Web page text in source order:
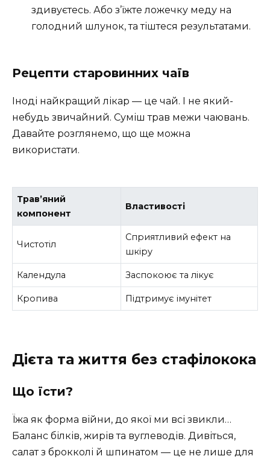
здивуєтесь. Або з’їжте ложечку меду на
голодний шлунок, та тіштеся результатами.
Рецепти старовинних чаїв
Іноді найкращий лікар — це чай. І не який-
небудь звичайний. Суміш трав межи чаювань.
Давайте розглянемо, що ще можна
використати.
Трав’яний
компонент
Властивості
Чистотіл
Сприятливий ефект на
шкіру
Календула Заспокоює та лікує
Кропива Підтримує імунітет
Дієта та життя без стафілокока
Що їсти?
Їжа як форма війни, до якої ми всі звикли…
Баланс білків, жирів та вуглеводів. Дивіться,
салат з брокколі й шпинатом — це не лише для